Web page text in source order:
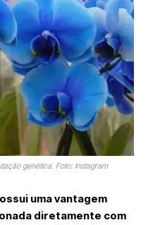
genética. Foto: Instagram
uma vantagem
diretamente com